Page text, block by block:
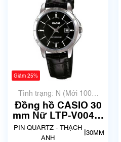
Giảm 25%
Tình trạng: N (Mới 100%
chưa qua sử dụng)
Đồng hồ CASIO 30
mm Nữ LTP-V004L-
1AUDF
PIN QUARTZ - THẠCH
ANH
30MM